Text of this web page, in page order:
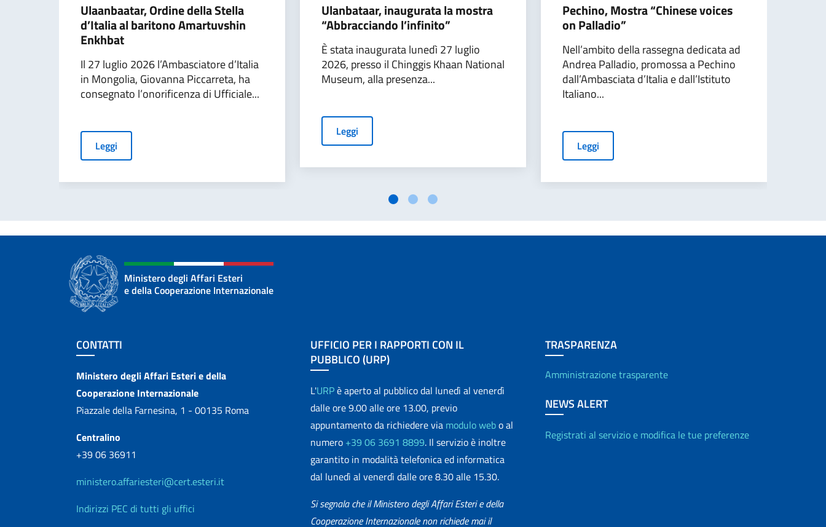
Ulaanbaatar, Ordine della Stella
d’Italia al baritono Amartuvshin
Enkhbat
Il 27 luglio 2026 l’Ambasciatore d’Italia
in Mongolia, Giovanna Piccarreta, ha
consegnato l’onorificenza di Ufficiale...
Leggi
Ulanbataar, inaugurata la mostra
“Abbracciando l’infinito”
È stata inaugurata lunedì 27 luglio
2026, presso il Chinggis Khaan National
Museum, alla presenza...
Leggi
Pechino, Mostra “Chinese voices
on Palladio”
Nell’ambito della rassegna dedicata ad
Andrea Palladio, promossa a Pechino
dall’Ambasciata d’Italia e dall’Istituto
Italiano...
Leggi
Ministero degli Affari Esteri
e della Cooperazione Internazionale
Sezione footer
CONTATTI
Contatti
Ministero degli Affari Esteri e della
Cooperazione Internazionale
Piazzale della Farnesina, 1 - 00135 Roma
Centralino
+39 06 36911
ministero.affariesteri@cert.esteri.it
Indirizzi PEC di tutti gli uffici
UFFICIO PER I RAPPORTI CON IL
PUBBLICO (URP)
L'URPè aperto al pubblico dal lunedì al venerdì
dalle ore 9.00 alle ore 13.00, previo
appuntamento da richiedere via modulo webo al
numero +39 06 3691 8899. Il servizio è inoltre
garantito in modalità telefonica ed informatica
dal lunedì al venerdì dalle ore 8.30 alle 15.30.
Si segnala che il Ministero degli Affari Esteri e della
Cooperazione Internazionale non richiede mai il
TRASPARENZA
Amministrazione trasparente
NEWS ALERT
Registrati al servizio e modifica le tue preferenze